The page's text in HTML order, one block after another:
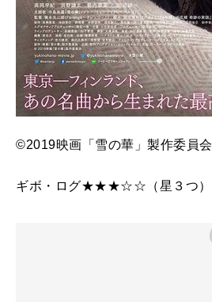
©2019映画「 雪の華 」製作委員会
ギボ・ログ★★★☆☆（星３つ）